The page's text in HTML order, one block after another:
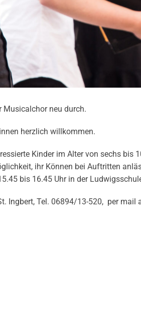
Musicalchor neu durch.
herzlich willkommen.
Kinder im Alter von sechs bis
ihr Können bei Auftritten
bis 16.45 Uhr in der
Ingbert, Tel. 06894/13-520, per mail